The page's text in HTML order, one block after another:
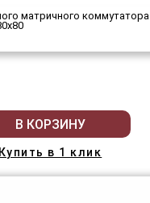
матричного коммутатора
В КОРЗИНУ
Купить в 1 клик